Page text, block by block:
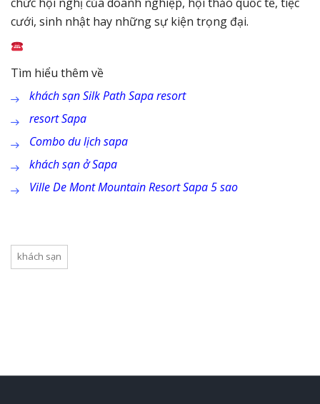
cưới, sinh nhật hay những sự kiện trọng đại.
Tìm hiểu thêm về
khách sạn Silk Path Sapa resort
resort Sapa
Combo du lịch sapa
khách sạn ở Sapa
Ville De Mont Mountain Resort Sapa 5 sao
khách sạn